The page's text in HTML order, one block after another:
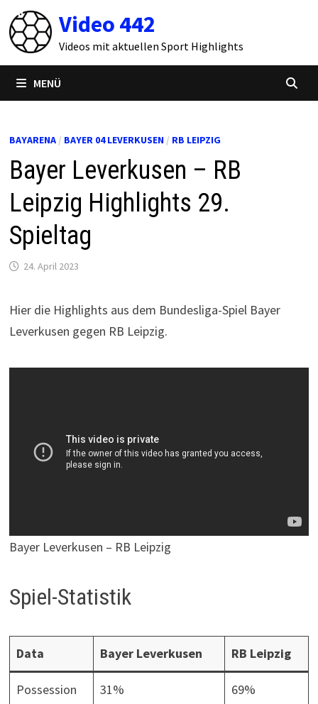
Zum
Inhalt
springen
Video 442
Videos mit aktuellen Sport Highlights
MENÜ
BAYARENA/ BAYER 04 LEVERKUSEN/ RB LEIPZIG
Bayer Leverkusen – RB
Leipzig Highlights 29.
Spieltag
24. April 2023
Hier die Highlights aus dem Bundesliga-Spiel Bayer
Leverkusen gegen RB Leipzig.
Bayer Leverkusen – RB Leipzig
Spiel-Statistik
Data Bayer Leverkusen RB Leipzig
Possession 31% 69%